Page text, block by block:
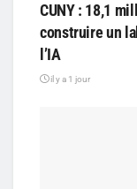
CUNY : 18,1
construire un
l’IA
il y a 1 jour